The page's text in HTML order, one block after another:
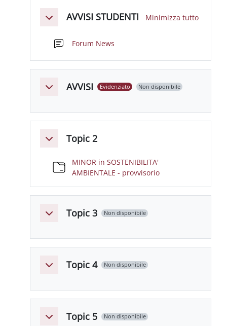
MinimizzaAVVISI STUDENTI Minimizza tutto
Forum News
Minimizza
AVVISI Evidenziato Non disponibile
MinimizzaTopic 2
MINOR in SOSTENIBILITA'
AMBIENTALE - provvisorioCartella
MinimizzaTopic 3 Non disponibile
MinimizzaTopic 4 Non disponibile
MinimizzaTopic 5 Non disponibile